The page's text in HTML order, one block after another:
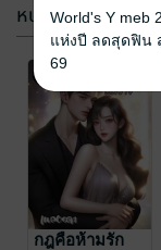
เล่ห์รักปฐพี
เพลงรดา/ เพลงรดา
นักเขียน
นิยายรัก
หนังสือเสียง
กฎคือห้ามรัก
World's Y meb
แห่งปี ลดสุดฟิน
69